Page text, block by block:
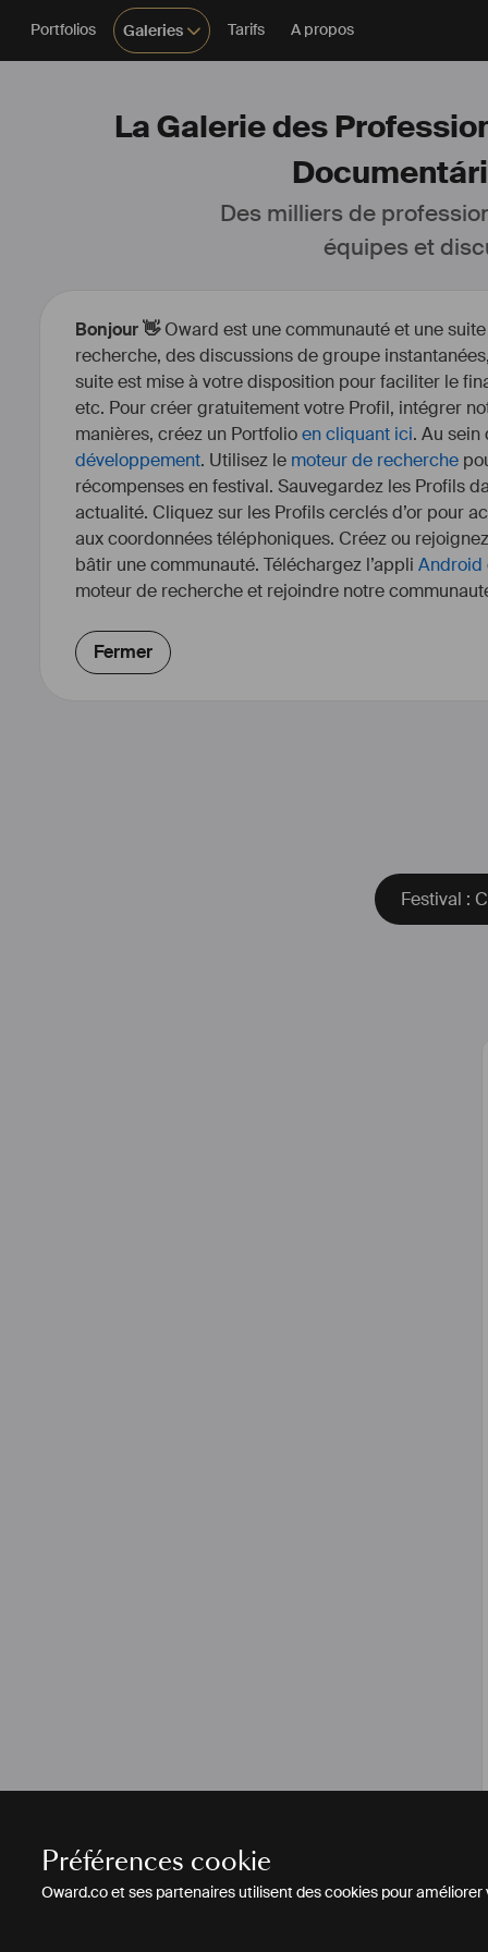
Préférences cookie
Oward.co et ses partenaires utilisent des cookies pour
Portfolios Galeries Tarifs A propos
La Galerie des
Des milliers de
équipes et
Bonjour 👋Oward est une communauté et une
recherche, des discussions de groupe
suite est mise à votre disposition pour faciliter le
etc. Pour créer gratuitement votre Profil, intégrer
manières, créez un Portfolioen cliquant ici. Au
développement. Utilisez le moteur de recherche
récompenses en festival. Sauvegardez les Profils
actualité. Cliquez sur les Profils cerclés d’or pour
aux coordonnées téléphoniques. Créez ou
bâtir une communauté. Téléchargez l’appli Android
moteur de recherche et rejoindre notre
Fermer
Festival :